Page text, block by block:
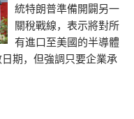
統特朗普準備開闢另一
關稅戰線，表示將對所
有進口至美國的半導體
期，但強調只要企業承